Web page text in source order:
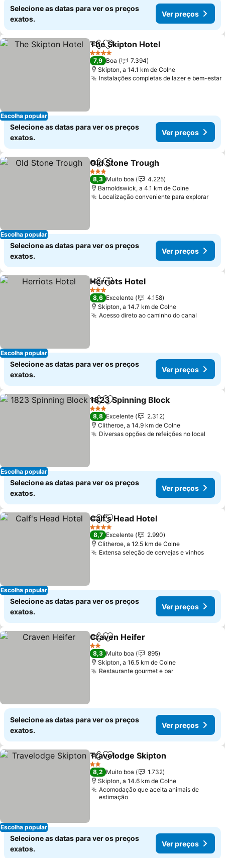
Selecione as datas para ver os preços
exatos.
Ver preços
Escolha popular
PartilharAdicionar aos favoritos
The Skipton Hotel
4 Estrelas
7,9 Boa
7.394
Skipton, a 14.1 km de Colne
Instalações completas de lazer e bem-estar
Selecione as datas para ver os preços
exatos.
Ver preços
Escolha popular
PartilharAdicionar aos favoritos
Old Stone Trough
3 Estrelas
8,3 Muito boa
4.225
Barnoldswick, a 4.1 km de Colne
Localização conveniente para explorarVer
Selecione as datas para ver os preços
exatos.
Ver preços
Escolha popular
PartilharAdicionar aos favoritos
Herriots Hotel
3 Estrelas
8,6 Excelente
4.158
Skipton, a 14.7 km de Colne
Acesso direto ao caminho do canal
Selecione as datas para ver os preços
exatos.
Ver preços
Escolha popular
PartilharAdicionar aos favoritos
1823 Spinning Block
3 Estrelas
8,8 Excelente
2.312
Clitheroe, a 14.9 km de Colne
Diversas opções de refeições no local
Selecione as datas para ver os preços
exatos.
Ver preços
Escolha popular
PartilharAdicionar aos favoritos
Calf's Head Hotel
4 Estrelas
8,7 Excelente
2.990
Clitheroe, a 12.5 km de Colne
Extensa seleção de cervejas e vinhosVer
Selecione as datas para ver os preços
exatos.
Ver preços
PartilharAdicionar aos favoritos
Craven Heifer
2 Estrelas
8,3 Muito boa
895
Skipton, a 16.5 km de Colne
Restaurante gourmet e barVer preços
Selecione as datas para ver os preços
exatos.
Ver preços
Escolha popular
PartilharAdicionar aos favoritos
Travelodge Skipton
2 Estrelas
8,2 Muito boa
1.732
Skipton, a 14.6 km de Colne
Acomodação que aceita animais de
estimação
Selecione as datas para ver os preços
exatos.
Ver preços